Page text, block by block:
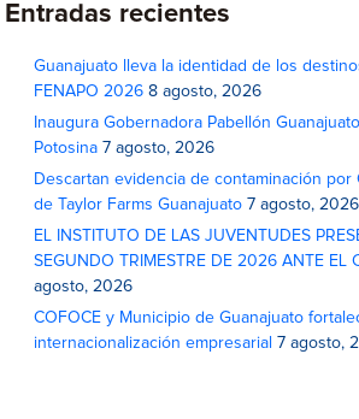
Entradas recientes
Guanajuato lleva la identidad de los
FENAPO 2026 8 agosto, 2026
Inaugura Gobernadora Pabellón
Potosina 7 agosto, 2026
Descartan evidencia de contaminación por
de Taylor Farms Guanajuato 7 agosto, 2026
EL INSTITUTO DE LAS JUVENTUDES
SEGUNDO TRIMESTRE DE 2026 ANTE EL
agosto, 2026
COFOCE y Municipio de Guanajuato
internacionalización empresarial 7 agosto,